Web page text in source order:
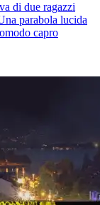
di due ragazzi
parabola lucida
capro